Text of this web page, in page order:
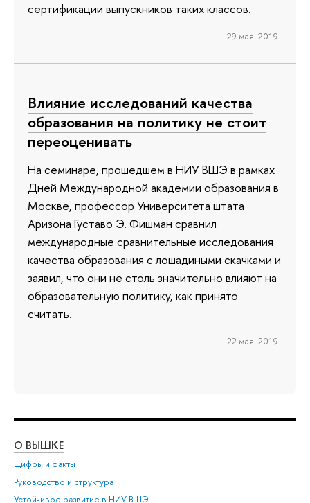
сертификации выпускников таких классов.
29 мая 2019
Влияние исследований качества
образования на политику не стоит
переоценивать
На семинаре, прошедшем в НИУ ВШЭ в рамках
Дней Международной академии образования в
Москве, профессор Университета штата
Аризона Густаво Э. Фишман сравнил
международные сравнительные исследования
качества образования с лошадиными скачками и
заявил, что они не столь значительно влияют на
образовательную политику, как принято
считать.
22 мая 2019
О ВЫШКЕ
Цифры и факты
Руководство и структура
Устойчивое развитие в НИУ ВШЭ